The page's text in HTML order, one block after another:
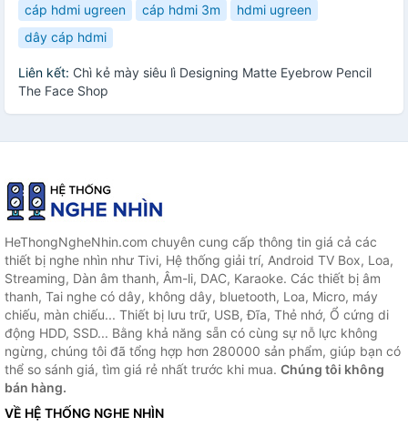
cáp hdmi ugreen
cáp hdmi 3m
hdmi ugreen
dây cáp hdmi
Liên kết: Chì kẻ mày siêu lì Designing Matte Eyebrow Pencil
The Face Shop
HeThongNgheNhin.com chuyên cung cấp thông tin giá cả các
thiết bị nghe nhìn như Tivi, Hệ thống giải trí, Android TV Box, Loa,
Streaming, Dàn âm thanh, Âm-li, DAC, Karaoke. Các thiết bị âm
thanh, Tai nghe có dây, không dây, bluetooth, Loa, Micro, máy
chiếu, màn chiếu... Thiết bị lưu trữ, USB, Đĩa, Thẻ nhớ, Ổ cứng di
động HDD, SSD... Bằng khả năng sẵn có cùng sự nỗ lực không
ngừng, chúng tôi đã tổng hợp hơn 280000 sản phẩm, giúp bạn có
thể so sánh giá, tìm giá rẻ nhất trước khi mua. Chúng tôi không
bán hàng.
VỀ HỆ THỐNG NGHE NHÌN